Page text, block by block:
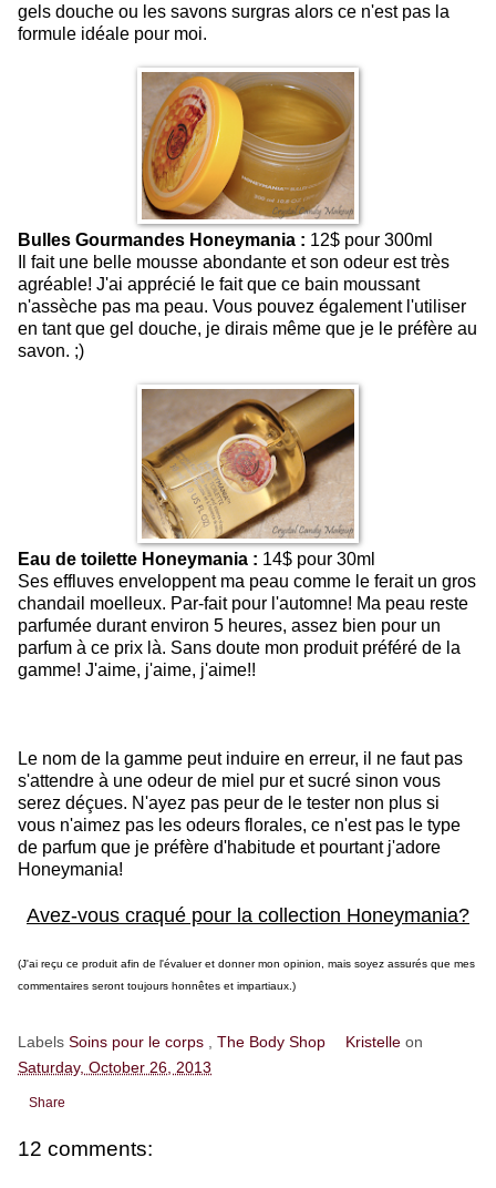
gels douche ou les savons surgras alors ce n'est pas la
formule idéale pour moi.
Bulles Gourmandes Honeymania : 12$ pour 300ml
Il fait une belle mousse abondante et son odeur est très
agréable! J'ai apprécié le fait que ce bain moussant
n'assèche pas ma peau. Vous pouvez également l'utiliser
en tant que gel douche, je dirais même que je le préfère au
savon. ;)
Eau de toilette Honeymania : 14$ pour 30ml
Ses effluves enveloppent ma peau comme le ferait un gros
chandail moelleux. Par-fait pour l'automne! Ma peau reste
parfumée durant environ 5 heures, assez bien pour un
parfum à ce prix là. Sans doute mon produit préféré de la
gamme! J'aime, j'aime, j'aime!!
Le nom de la gamme peut induire en erreur, il ne faut pas
s'attendre à une odeur de miel pur et sucré sinon vous
serez déçues. N'ayez pas peur de le tester non plus si
vous n'aimez pas les odeurs florales, ce n'est pas le type
de parfum que je préfère d'habitude et pourtant j'adore
Honeymania!
Avez-vous craqué pour la collection Honeymania?
(J'ai reçu ce produit afin de l'évaluer et donner mon opinion, mais soyez assurés que mes
commentaires seront toujours honnêtes et impartiaux.)
Labels Soins pour le corps The Body Shop Kristelle on
Saturday, October 26, 2013
Share
12 comments: